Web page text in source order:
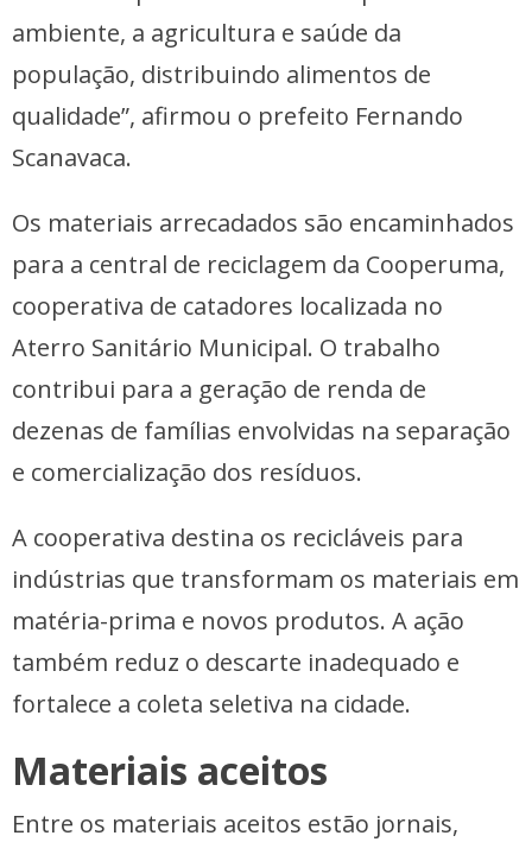
ambiente, a agricultura e saúde da
população, distribuindo alimentos de
qualidade”, afirmou o prefeito Fernando
Scanavaca.
Os materiais arrecadados são encaminhados
para a central de reciclagem da Cooperuma,
cooperativa de catadores localizada no
Aterro Sanitário Municipal. O trabalho
contribui para a geração de renda de
dezenas de famílias envolvidas na separação
e comercialização dos resíduos.
A cooperativa destina os recicláveis para
indústrias que transformam os materiais em
matéria-prima e novos produtos. A ação
também reduz o descarte inadequado e
fortalece a coleta seletiva na cidade.
Materiais aceitos
Entre os materiais aceitos estão jornais,